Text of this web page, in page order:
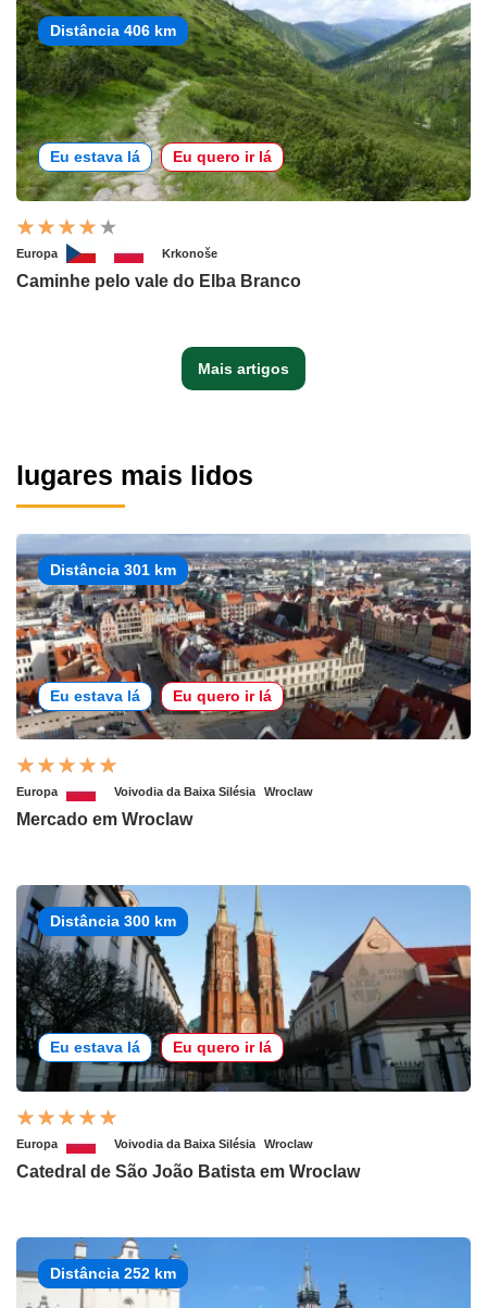
Distância 406 km
Eu estava lá Eu quero ir lá
Europa Krkonoše
Caminhe pelo vale do Elba Branco
Mais artigos
lugares mais lidos
Distância 301 km
Eu estava lá Eu quero ir lá
Europa Voivodia da Baixa Silésia Wroclaw
Mercado em Wroclaw
Distância 300 km
Eu estava lá Eu quero ir lá
Europa Voivodia da Baixa Silésia Wroclaw
Catedral de São João Batista em Wroclaw
Distância 252 km